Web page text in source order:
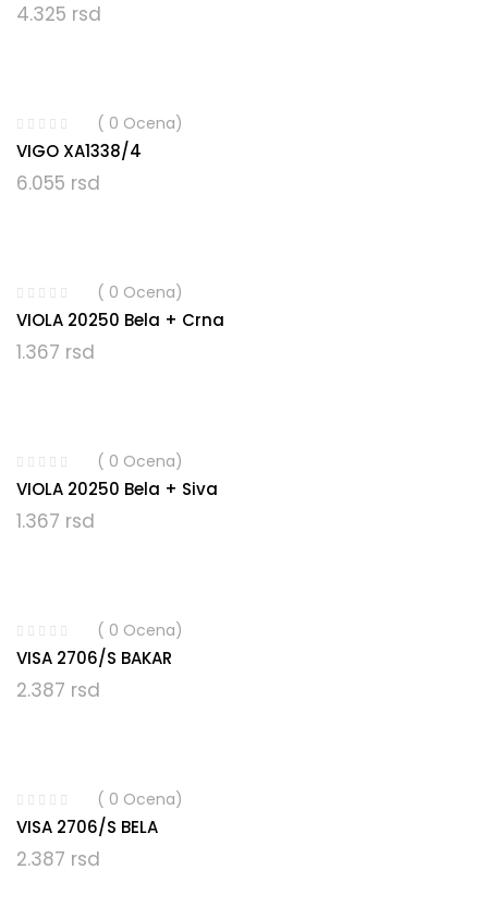
4.325 rsd
( 0 Ocena)
VIGO XA1338/4
6.055 rsd
( 0 Ocena)
VIOLA 20250 Bela + Crna
1.367 rsd
( 0 Ocena)
VIOLA 20250 Bela + Siva
1.367 rsd
( 0 Ocena)
VISA 2706/S BAKAR
2.387 rsd
( 0 Ocena)
VISA 2706/S BELA
2.387 rsd